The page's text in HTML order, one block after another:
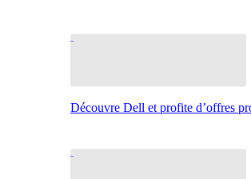
Découvre Dell et profite d’offres